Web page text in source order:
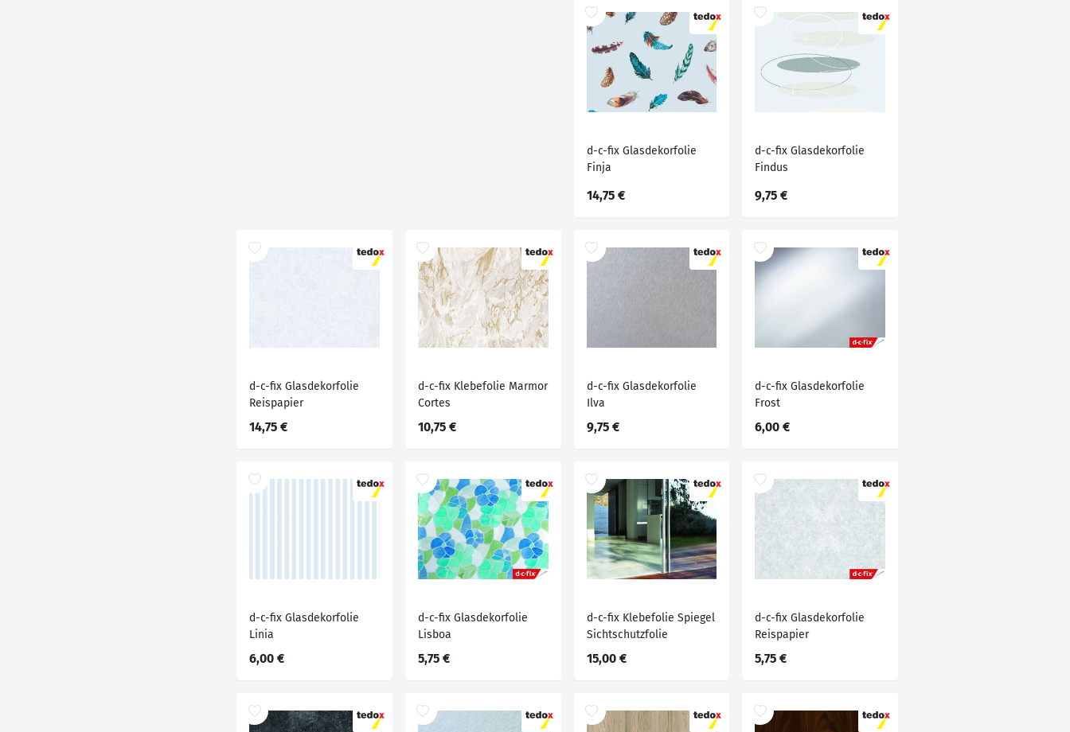
d-c-fix Glasdekorfolie
Finja
14,75 €
d-c-fix Glasdekorfolie
Findus
9,75 €
d-c-fix Glasdekorfolie
Reispapier
14,75 €
d-c-fix Klebefolie Marmor
Cortes
10,75 €
d-c-fix Glasdekorfolie
Ilva
9,75 €
d-c-fix Glasdekorfolie
Frost
6,00 €
d-c-fix Glasdekorfolie
Linia
6,00 €
d-c-fix Glasdekorfolie
Lisboa
5,75 €
d-c-fix Klebefolie Spiegel
Sichtschutzfolie
15,00 €
d-c-fix Glasdekorfolie
Reispapier
5,75 €